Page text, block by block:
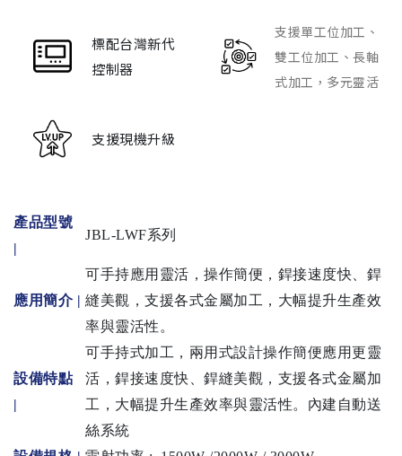
標配台灣新代
控制器
支援單工位加工、
雙工位加工、長軸
式加工，多元靈活
支援現機升級
產品型號
|
JBL-LWF系列
應用簡介 |
可手持應用靈活，操作簡便，銲接速度快、銲
縫美觀，支援各式金屬加工，大幅提升生產效
率與靈活性。
設備特點
|
可手持式加工，兩用式設計操作簡便應用更靈
活，銲接速度快、銲縫美觀，支援各式金屬加
工，大幅提升生產效率與靈活性。內建自動送
絲系統